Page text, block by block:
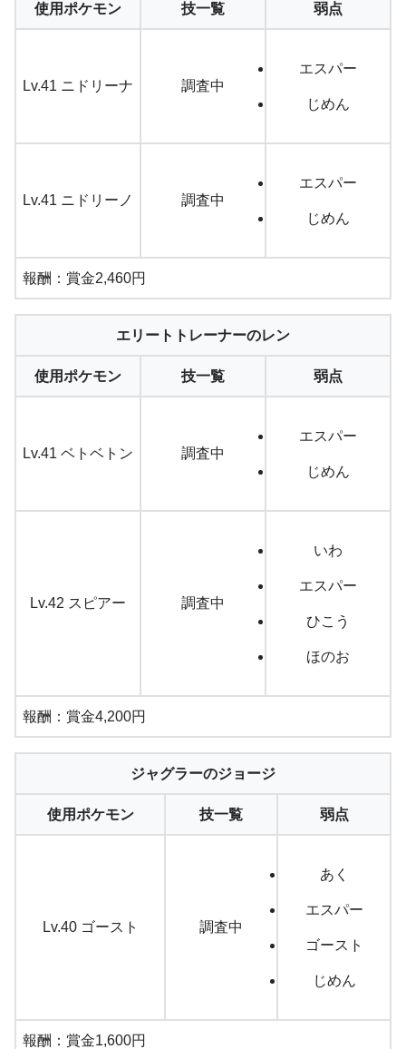
使用ポケモン 技一覧 弱点
Lv.41 ニドリーナ 調査中
エスパー
じめん
Lv.41 ニドリーノ 調査中
エスパー
じめん
報酬：賞金2,460円
エリートトレーナーのレン
使用ポケモン 技一覧 弱点
Lv.41 ベトベトン 調査中
エスパー
じめん
Lv.42 スピアー 調査中
いわ
エスパー
ひこう
ほのお
報酬：賞金4,200円
ジャグラーのジョージ
使用ポケモン 技一覧 弱点
Lv.40 ゴースト 調査中
あく
エスパー
ゴースト
じめん
報酬：賞金1,600円